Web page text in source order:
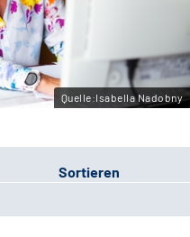
Quelle:Isabella Nadobny
Sortieren